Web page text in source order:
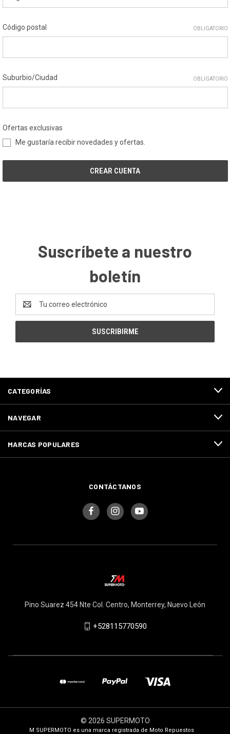
Código postal OBLIGATORIO
Suburbio/Ciudad OBLIGATORIO
Ofertas exclusivas
Me gustaría recibir novedades y ofertas.
Suscríbete a nuestro
boletín
de
correo
CATEGORÍAS
NAVEGAR
MARCAS POPULARES
CONTÁCTANOS
Pino Suarez 454 Nte Col. Centro, Monterrey, Nuevo León
+528115770590
© 2026 SUPERMOTO
M SUPERMOTO es una marca registrada de Moto Repuestos